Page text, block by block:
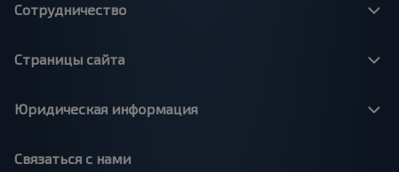
Сотрудничество
Страницы сайта
Юридическая информация
Связаться с нами